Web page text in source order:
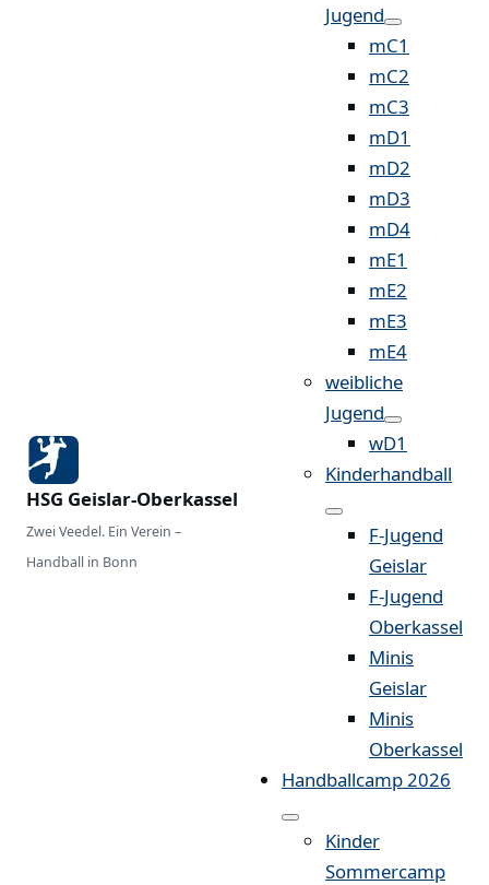
HSG Geislar-Oberkassel
Zwei Veedel. Ein Verein –
Handball in Bonn
Jugend
mC1
mC2
mC3
mD1
mD2
mD3
mD4
mE1
mE2
mE3
mE4
weibliche
Jugend
wD1
Kinderhandball
F-Jugend
Geislar
F-Jugend
Oberkassel
Minis
Geislar
Minis
Oberkassel
Handballcamp 2026
Kinder
Sommercamp